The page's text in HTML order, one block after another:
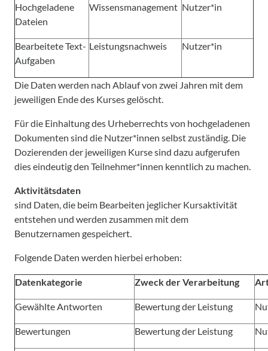
Hochgeladene
Dateien
Wissensmanagement Nutzer*in
Bearbeitete Text-
Aufgaben
Leistungsnachweis Nutzer*in
Die Daten werden nach Ablauf von zwei Jahren mit dem
jeweiligen Ende des Kurses gelöscht.
Für die Einhaltung des Urheberrechts von hochgeladenen
Dokumenten sind die Nutzer*innen selbst zuständig. Die
Dozierenden der jeweiligen Kurse sind dazu aufgerufen
dies eindeutig den Teilnehmer*innen kenntlich zu machen.
Aktivitätsdaten
sind Daten, die beim Bearbeiten jeglicher Kursaktivität
entstehen und werden zusammen mit dem
Benutzernamen gespeichert.
Folgende Daten werden hierbei erhoben:
Datenkategorie Zweck der Verarbeitung
Gewählte Antworten Bewertung der Leistung
Bewertungen Bewertung der Leistung